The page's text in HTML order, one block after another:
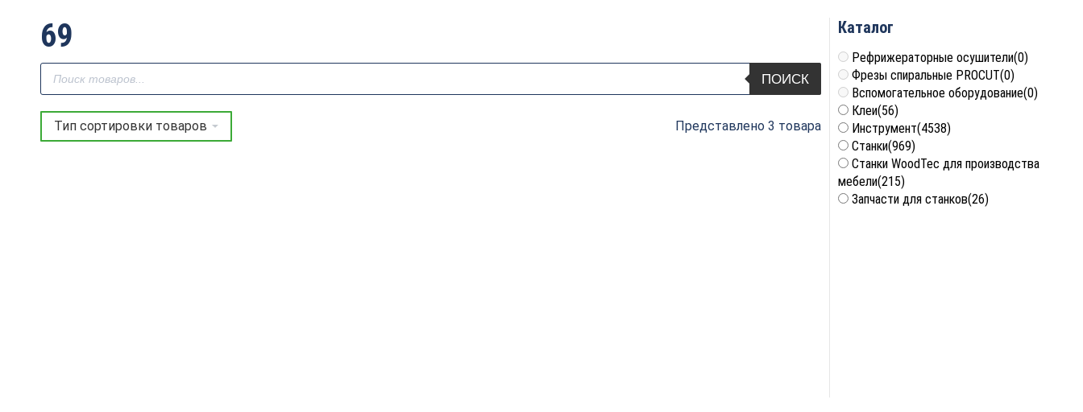
69
Поиск
товаров
ПОИСК
Представлено 3 товара
Каталог
Рефрижераторные осушители(0)
Фрезы спиральные PROCUT(0)
Вспомогательное оборудование(0)
Клеи(56)
Инструмент(4538)
Станки(969)
Станки WoodTec для производства
мебели(215)
Запчасти для станков(26)